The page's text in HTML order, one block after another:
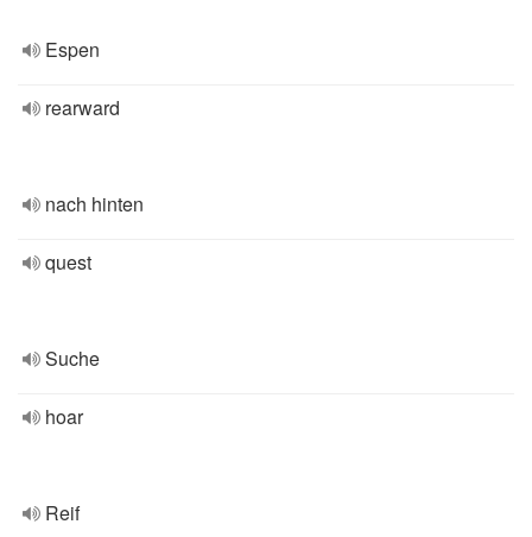
Espen
rearward
nach hinten
quest
Suche
hoar
Reif